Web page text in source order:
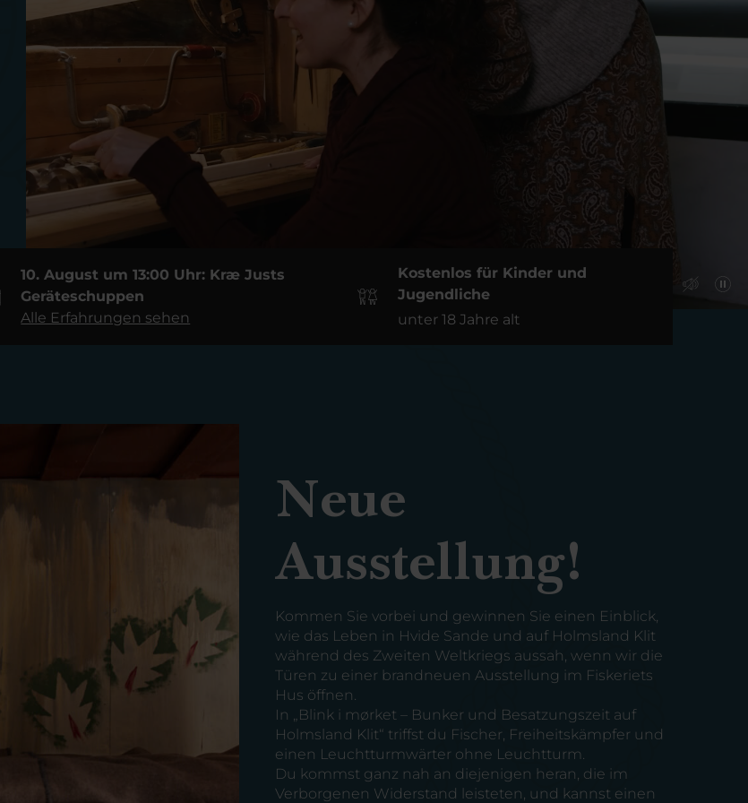
10. August um 13:00 Uhr: Kræ Justs
Geräteschuppen
Alle Erfahrungen sehen
Kostenlos für Kinder und
Jugendliche
unter 18 Jahre alt
Neue
Ausstellung!
Kommen Sie vorbei und gewinnen Sie einen Einblick,
wie das Leben in Hvide Sande und auf Holmsland Klit
während des Zweiten Weltkriegs aussah, wenn wir die
Türen zu einer brandneuen Ausstellung im Fiskeriets
Hus öffnen.
In „Blink i mørket – Bunker und Besatzungszeit auf
Holmsland Klit“ triffst du Fischer, Freiheitskämpfer und
einen Leuchtturmwärter ohne Leuchtturm.
Du kommst ganz nah an diejenigen heran, die im
Verborgenen Widerstand leisteten, und kannst einen